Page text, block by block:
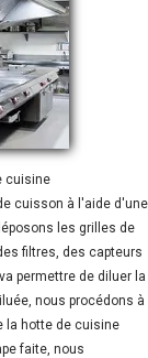
cuisine
cuisson à l'aide d'une
les grilles de
filtres, des capteurs
permettre de diluer la
nous procédons à
la hotte de cuisine
faite, nous